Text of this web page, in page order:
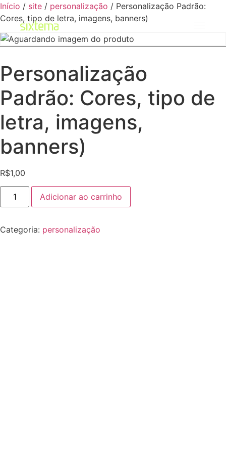
Início / site / personalização / Personalização Padrão:
Cores, tipo de letra, imagens, banners)
Personalização
Padrão: Cores, tipo de
letra, imagens,
banners)
R$1,00
Adicionar ao carrinho
Categoria: personalização